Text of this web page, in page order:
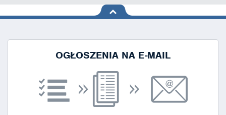
na górę
OGŁOSZENIA NA E-MAIL